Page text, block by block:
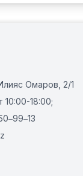
Омаров, 2/1
10:00-18:00;